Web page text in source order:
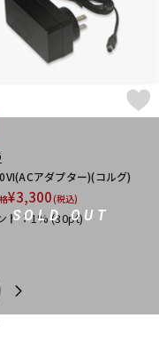
SOLD OUT
アダプター)(コルグ)
¥3,300(税込)
ト：1%(30pt)